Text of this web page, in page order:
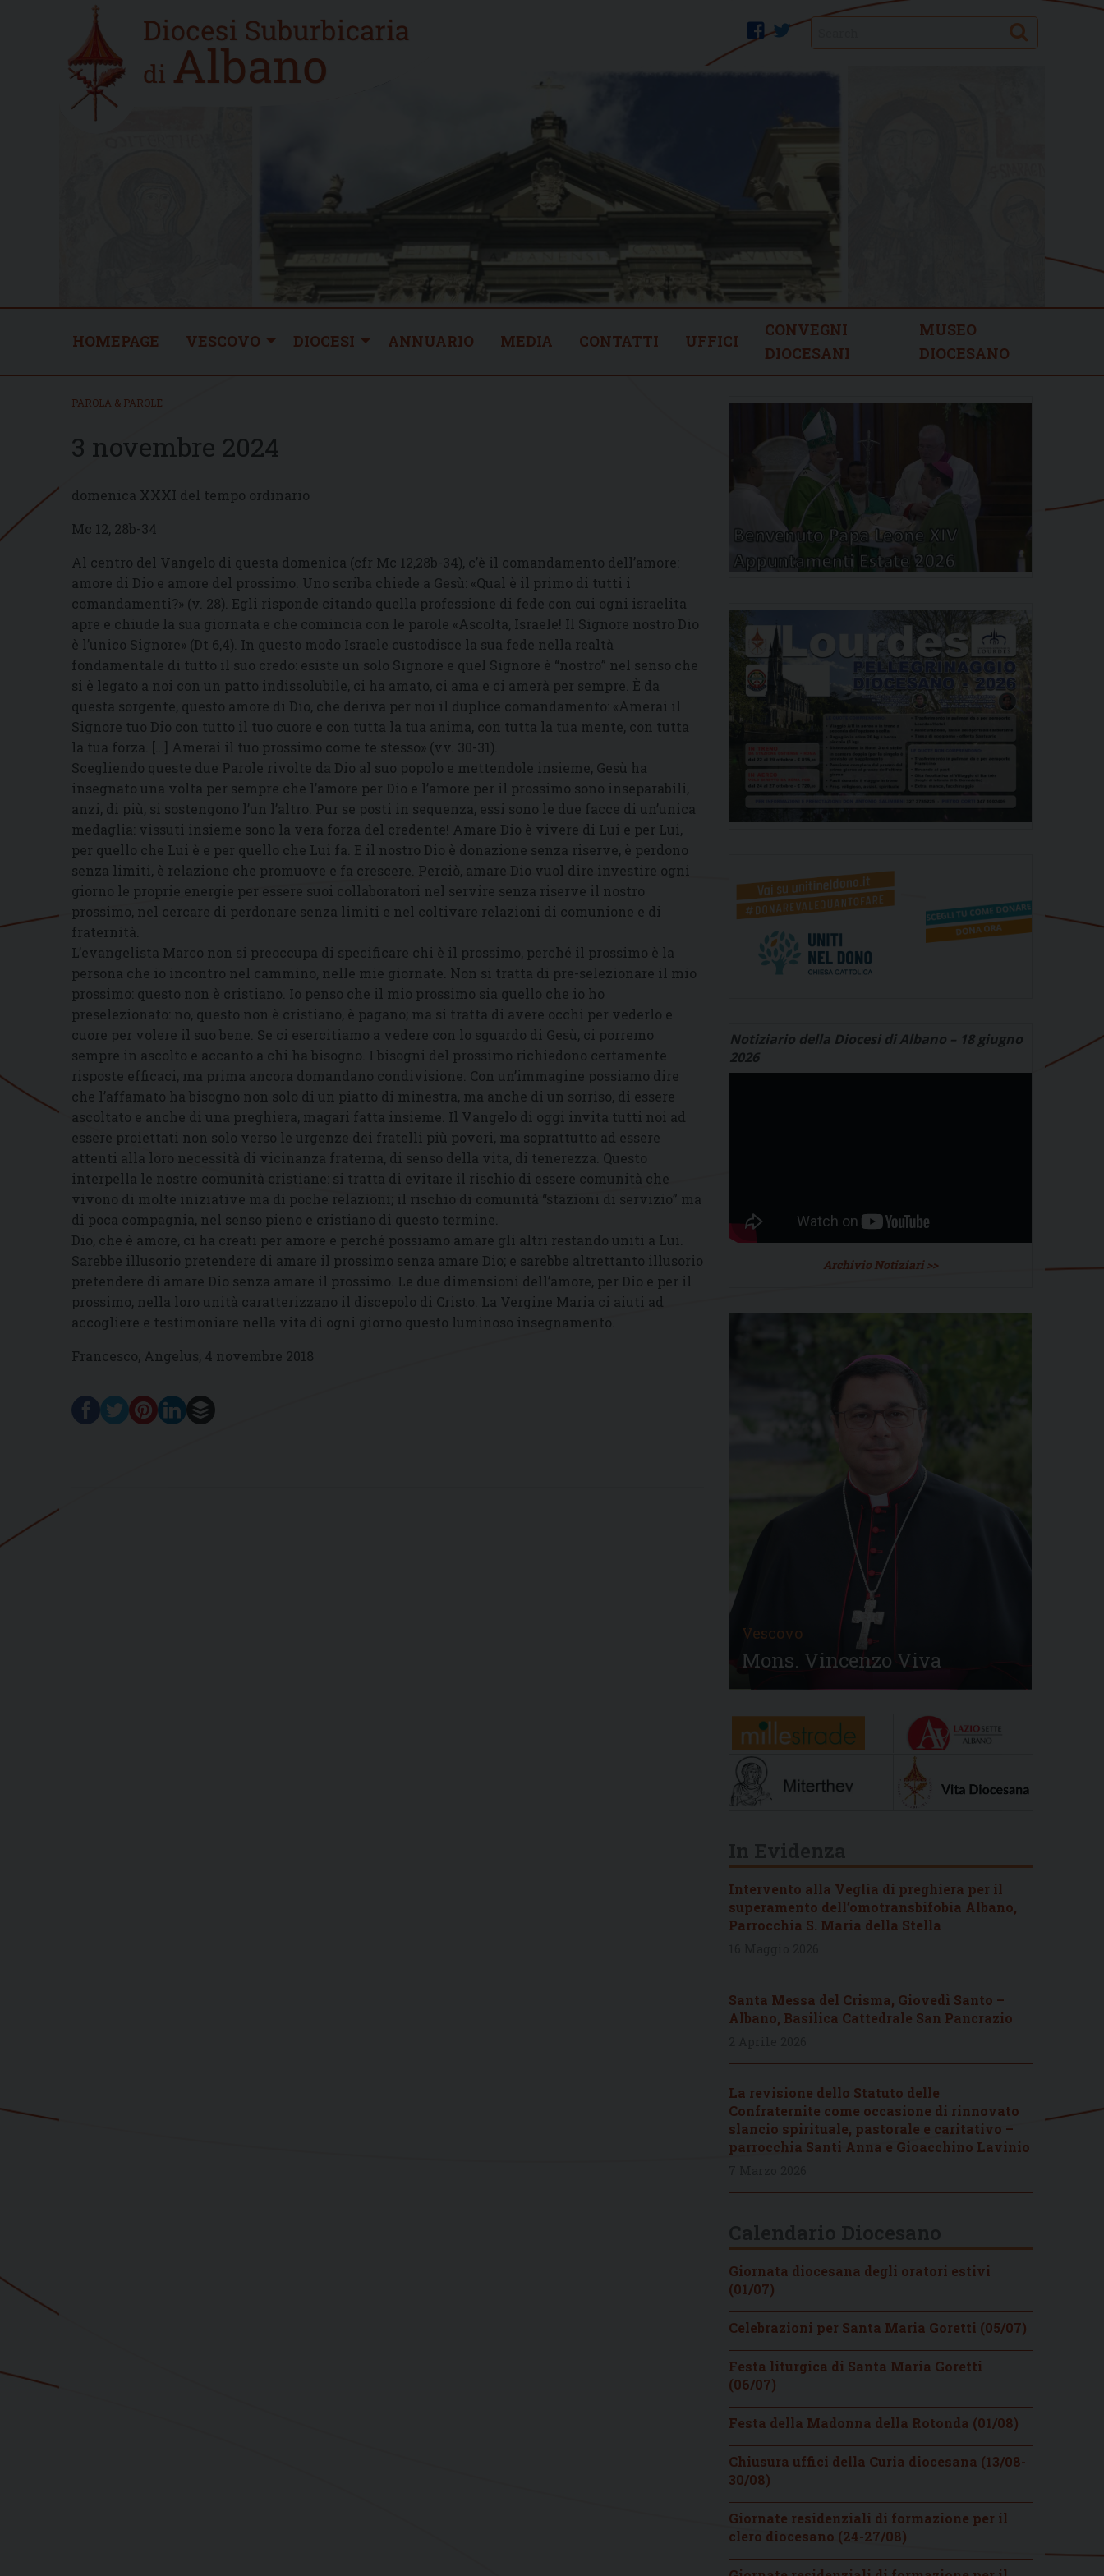
Home
new
twitter
facebook Search
HOMEPAGE VESCOVO DIOCESI ANNUARIO MEDIA CONTATTI UFFICI
CONVEGNI
DIOCESANI
MUSEO
DIOCESANO
PAROLA & PAROLE
3 novembre 2024
domenica XXXI del tempo ordinario
Mc 12, 28b-34
Al centro del Vangelo di questa domenica (cfr Mc 12,28b-34), c’è il comandamento dell’amore:
amore di Dio e amore del prossimo. Uno scriba chiede a Gesù: «Qual è il primo di tutti i
comandamenti?» (v. 28). Egli risponde citando quella professione di fede con cui ogni israelita
apre e chiude la sua giornata e che comincia con le parole «Ascolta, Israele! Il Signore nostro Dio
è l’unico Signore» (Dt 6,4). In questo modo Israele custodisce la sua fede nella realtà
fondamentale di tutto il suo credo: esiste un solo Signore e quel Signore è “nostro” nel senso che
si è legato a noi con un patto indissolubile, ci ha amato, ci ama e ci amerà per sempre. È da
questa sorgente, questo amore di Dio, che deriva per noi il duplice comandamento: «Amerai il
Signore tuo Dio con tutto il tuo cuore e con tutta la tua anima, con tutta la tua mente, con tutta
la tua forza. […] Amerai il tuo prossimo come te stesso» (vv. 30-31).
Scegliendo queste due Parole rivolte da Dio al suo popolo e mettendole insieme, Gesù ha
insegnato una volta per sempre che l’amore per Dio e l’amore per il prossimo sono inseparabili,
anzi, di più, si sostengono l’un l’altro. Pur se posti in sequenza, essi sono le due facce di un’unica
medaglia: vissuti insieme sono la vera forza del credente! Amare Dio è vivere di Lui e per Lui,
per quello che Lui è e per quello che Lui fa. E il nostro Dio è donazione senza riserve, è perdono
senza limiti, è relazione che promuove e fa crescere. Perciò, amare Dio vuol dire investire ogni
giorno le proprie energie per essere suoi collaboratori nel servire senza riserve il nostro
prossimo, nel cercare di perdonare senza limiti e nel coltivare relazioni di comunione e di
fraternità.
L’evangelista Marco non si preoccupa di specificare chi è il prossimo, perché il prossimo è la
persona che io incontro nel cammino, nelle mie giornate. Non si tratta di pre-selezionare il mio
prossimo: questo non è cristiano. Io penso che il mio prossimo sia quello che io ho
preselezionato: no, questo non è cristiano, è pagano; ma si tratta di avere occhi per vederlo e
cuore per volere il suo bene. Se ci esercitiamo a vedere con lo sguardo di Gesù, ci porremo
sempre in ascolto e accanto a chi ha bisogno. I bisogni del prossimo richiedono certamente
risposte efficaci, ma prima ancora domandano condivisione. Con un’immagine possiamo dire
che l’affamato ha bisogno non solo di un piatto di minestra, ma anche di un sorriso, di essere
ascoltato e anche di una preghiera, magari fatta insieme. Il Vangelo di oggi invita tutti noi ad
essere proiettati non solo verso le urgenze dei fratelli più poveri, ma soprattutto ad essere
attenti alla loro necessità di vicinanza fraterna, di senso della vita, di tenerezza. Questo
interpella le nostre comunità cristiane: si tratta di evitare il rischio di essere comunità che
vivono di molte iniziative ma di poche relazioni; il rischio di comunità “stazioni di servizio” ma
di poca compagnia, nel senso pieno e cristiano di questo termine.
Dio, che è amore, ci ha creati per amore e perché possiamo amare gli altri restando uniti a Lui.
Sarebbe illusorio pretendere di amare il prossimo senza amare Dio; e sarebbe altrettanto illusorio
pretendere di amare Dio senza amare il prossimo. Le due dimensioni dell’amore, per Dio e per il
prossimo, nella loro unità caratterizzano il discepolo di Cristo. La Vergine Maria ci aiuti ad
accogliere e testimoniare nella vita di ogni giorno questo luminoso insegnamento.
Francesco, Angelus, 4 novembre 2018
Notiziario della Diocesi di Albano – 18 giugno
2026
Archivio Notiziari >>
Vescovo
Mons. Vincenzo Viva
Intervento alla Veglia di preghiera per il
superamento dell’omotransbifobia Albano,
Parrocchia S. Maria della Stella
Santa Messa del Crisma, Giovedì Santo –
Albano, Basilica Cattedrale San Pancrazio
La revisione dello Statuto delle
Confraternite come occasione di rinnovato
slancio spirituale, pastorale e caritativo –
parrocchia Santi Anna e Gioacchino Lavinio
Giornata diocesana degli oratori estivi
(01/07)
Celebrazioni per Santa Maria Goretti (05/07)
Festa liturgica di Santa Maria Goretti
(06/07)
Festa della Madonna della Rotonda (01/08)
Chiusura uffici della Curia diocesana (13/08-
30/08)
Giornate residenziali di formazione per il
clero diocesano (24-27/08)